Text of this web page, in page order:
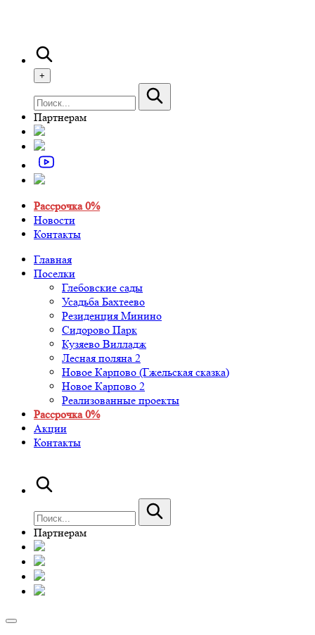
+
Партнерам
Рассрочка 0%
Новости
Контакты
Главная
Поселки
Глебовские сады
Усадьба Бахтеево
Резиденция Минино
Сидорово Парк
Кузяево Вилладж
Лесная поляна 2
Новое Карпово (Гжельская сказка)
Новое Карпово 2
Реализованные проекты
Рассрочка 0%
Акции
Контакты
Партнерам